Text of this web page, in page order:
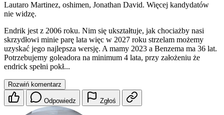
Lautaro Martinez, oshimen, Jonathan David. Więcej kandydatów
nie widzę.
Endrik jest z 2006 roku. Nim się ukształtuje, jak chociażby nasi
skrzydłowi minie parę lata więc w 2027 roku strzelam możemy
uzyskać jego najlepsza wersję. A mamy 2023 a Benzema ma 36 lat.
Potrzebujemy goleadora na minimum 4 lata, przy założeniu że
endrick spełni pokł...
Rozwiń komentarz
Odpowiedz Zgłoś